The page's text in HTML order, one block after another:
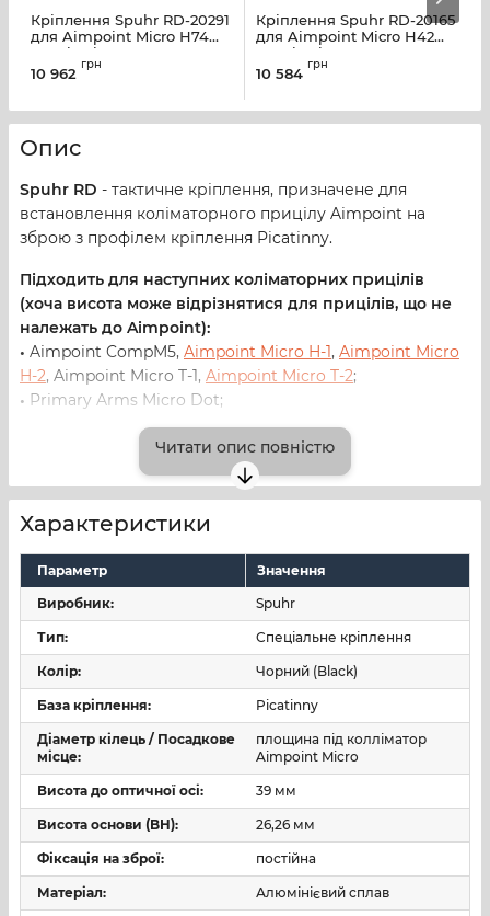
Кріплення Spuhr RD-20291
для Aimpoint Micro Н74
мм Picatinny
10 962
грн
Кріплення Spuhr RD-20165
для Aimpoint Micro Н42
мм Picatinny
10 584
грн
Опис
Spuhr RD - тактичне кріплення, призначене для
встановлення коліматорного прицілу Aimpoint на
зброю з профілем кріплення Picatinny.
Підходить для наступних коліматорних прицілів
(хоча висота може відрізнятися для прицілів, що не
належать до Aimpoint):
• Aimpoint CompM5, Aimpoint Micro H-1, Aimpoint Micro
H-2, Aimpoint Micro T-1, Aimpoint Micro T-2;
• Primary Arms Micro Dot;
;
Vortex Crossfire,Vortex Sparc AR;
•Holosun Paralow 403 (крім моделі «А»), Holosun
Paralow 503, Holosun Paralow 515, Holosun Paralow 530;
Висота до оптичної осі (кріплення з встановленим на
нього коліматором Aimpoint Micro T2/H1-2) - 39 мм.
.
Читати опис повністю
Характеристики
Параметр
Значення
Виробник:
Spuhr
Тип: Спеціальне кріплення
Колір: Чорний (Black)
База кріплення: Picatinny
Діаметр кілець / Посадкове
місце:
площина під колліматор
Aimpoint Micro
Висота до оптичної осі: 39 мм
Висота основи (BH): 26,26 мм
Фіксація на зброї: постійна
Матеріал: Алюмінієвий сплав